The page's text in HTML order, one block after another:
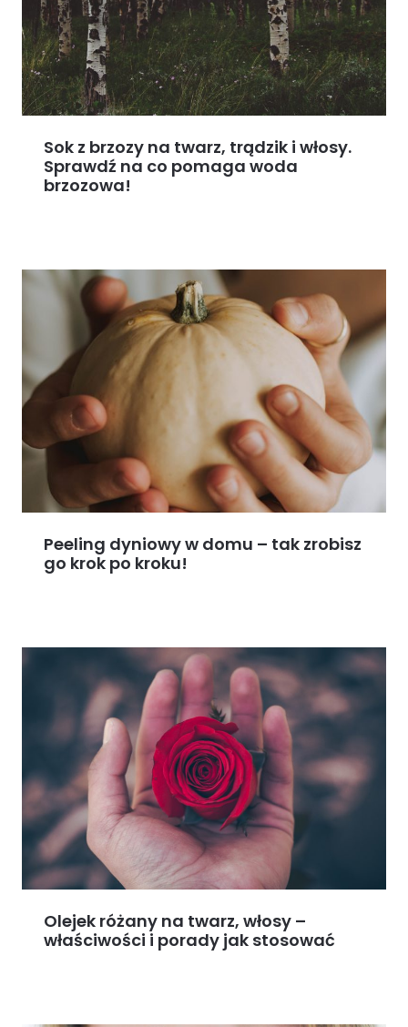
Sok z brzozy na twarz, trądzik i włosy.
Sprawdź na co pomaga woda
brzozowa!
Peeling dyniowy w domu – tak zrobisz
go krok po kroku!
Olejek różany na twarz, włosy –
właściwości i porady jak stosować